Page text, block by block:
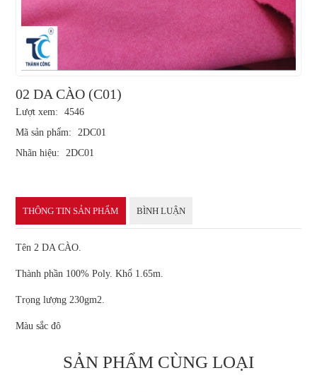
02 DA CÀO (C01)
Lượt xem:
4546
Mã sản phẩm:
2DC01
Nhãn hiệu:
2DC01
THÔNG TIN SẢN PHẨM BÌNH LUẬN
Tên 2 DA CÀO.
Thành phần 100% Poly. Khổ 1.65m.
Trọng lượng 230gm2.
Màu sắc đô
SẢN PHẨM CÙNG LOẠI